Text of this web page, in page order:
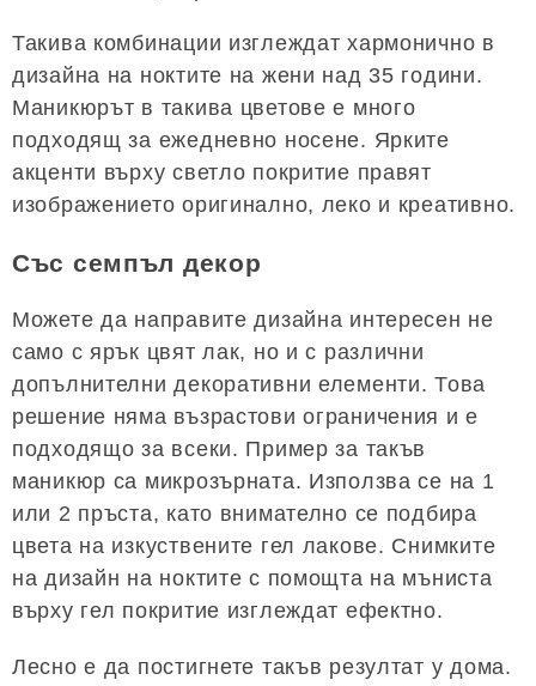
Такива комбинации изглеждат хармонично в
дизайна на ноктите на жени над 35 години.
Маникюрът в такива цветове е много
подходящ за ежедневно носене. Ярките
акценти върху светло покритие правят
изображението оригинално, леко и креативно.
Със семпъл декор
Можете да направите дизайна интересен не
само с ярък цвят лак, но и с различни
допълнителни декоративни елементи. Това
решение няма възрастови ограничения и е
подходящо за всеки. Пример за такъв
маникюр са микрозърната. Използва се на 1
или 2 пръста, като внимателно се подбира
цвета на изкуствените гел лакове. Снимките
на дизайн на ноктите с помощта на мъниста
върху гел покритие изглеждат ефектно.
Лесно е да постигнете такъв резултат у дома.